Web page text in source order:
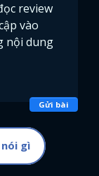
review
vào
nội dung
Gửi bài
gì